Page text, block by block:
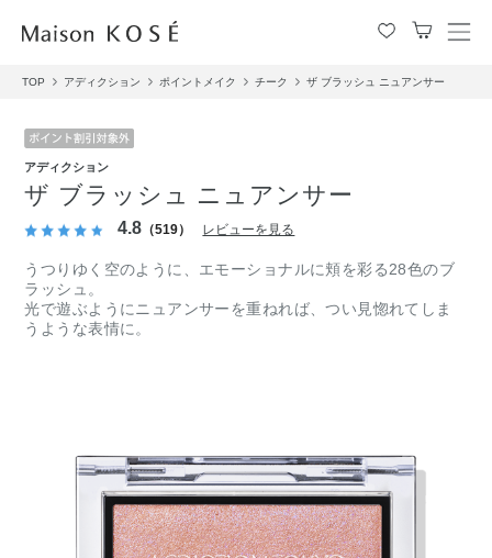
メ
TOP アディクション ポイントメイク チーク ザ ブラッシュ ニュアンサー
アディクション
ザ ブラッシュ ニュアンサー
4.8 （519） レビューを見る
うつりゆく空のように、エモーショナルに頬を彩る28色のブ
ラッシュ。
光で遊ぶようにニュアンサーを重ねれば、つい見惚れてしま
うような表情に。